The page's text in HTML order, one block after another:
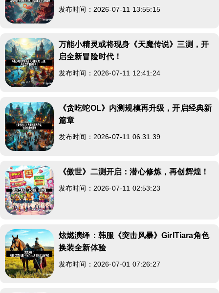
发布时间：2026-07-11 13:55:15
万能小精灵或将现身《天魔传说》三测，开
启全新冒险时代！
发布时间：2026-07-11 12:41:24
《贪吃蛇OL》内测规模再升级，开启经典新
篇章
发布时间：2026-07-11 06:31:39
《傲世》二测开启：潜心修炼，再创辉煌！
发布时间：2026-07-11 02:53:23
炫燃演绎：韩服《突击风暴》GirlTiara角色
换装全新体验
发布时间：2026-07-01 07:26:27